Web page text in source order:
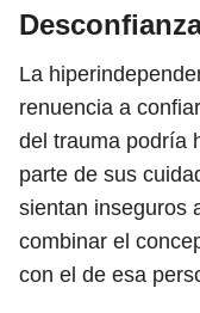
La
renuencia a
del trauma podría
parte de sus
sientan inseguros
combinar el
con el de esa